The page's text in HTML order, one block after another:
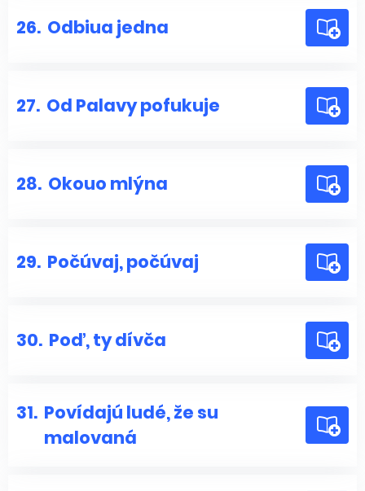
26. Odbiua jedna
27. Od Palavy pofukuje
28. Okouo mlýna
29. Počúvaj, počúvaj
30. Poď, ty dívča
31. Povídajú ludé, že su
malovaná